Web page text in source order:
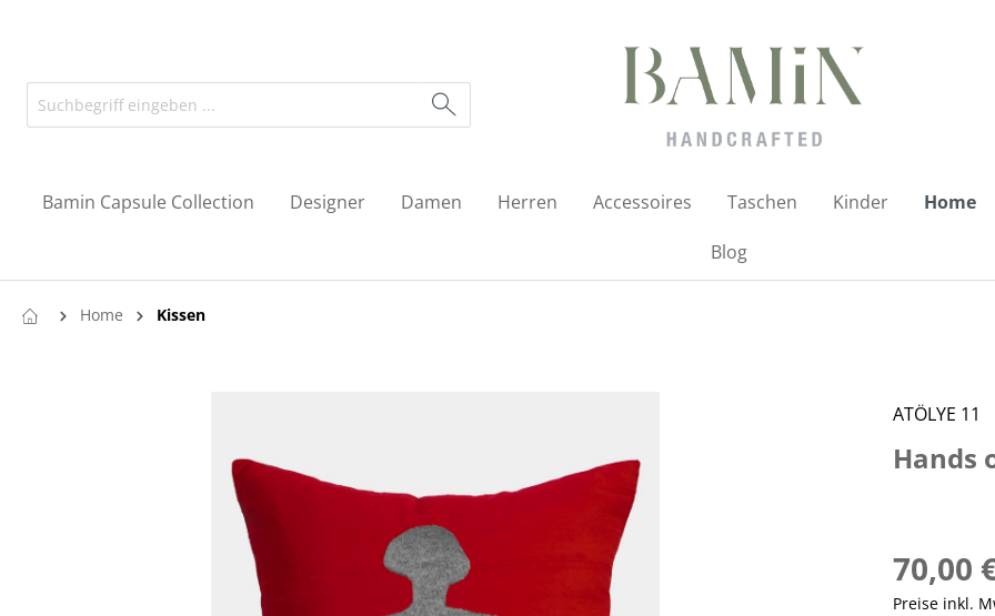
Bamin Capsule Collection Designer Damen Herren Accessoires Taschen Kinder Home
Blog
Home Kissen
ATÖLYE 11
Hands
70,00
Preise inkl.